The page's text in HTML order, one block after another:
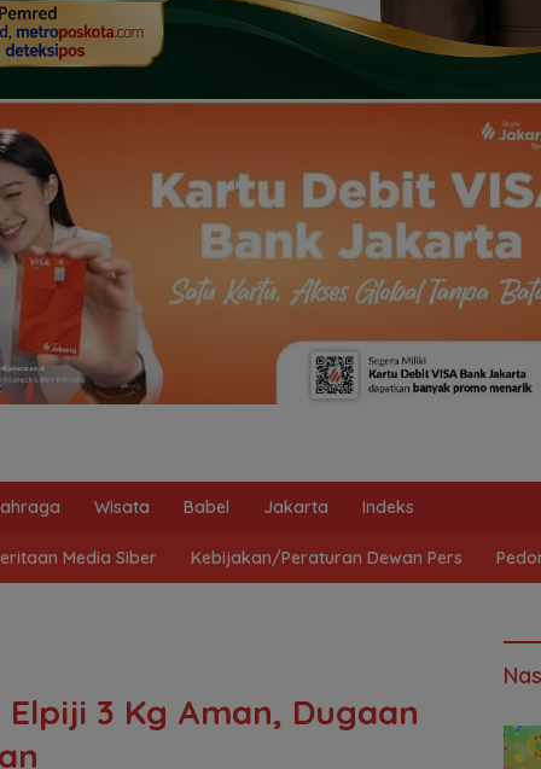
Wisata Babel Jakarta Indeks
Media Siber Kebijakan/Peraturan Dewan Pers
3 Kg Aman, Dugaan